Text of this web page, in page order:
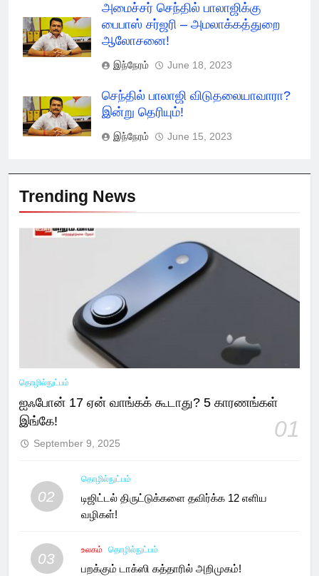
அமைச்சர் செந்தில் பாலாஜிக்கு
பைபாஸ் சர்ஜரி – அமலாக்கத்துறை
ஆலோசனை!
இந்நேரம் June 18, 2023
செந்தில் பாலாஜி விடுதலையாவாரா?
இன்று தெரியும்!
இந்நேரம் June 15, 2023
Trending News
தொழில்நுட்பம்
ஐஃபோன் 17 ஏன் வாங்கக் கூடாது? 5 காரணங்கள்
இங்கே!
01
September 9, 2025
02
தொழில்நுட்பம்
டிஜிட்டல் திருட்டுக்களை தவிர்க்க 12 எளிய
வழிகள்!
03
உலகம் தொழில்நுட்பம்
பறக்கும் டாக்ஸி கத்தாரில் அறிமுகம்!